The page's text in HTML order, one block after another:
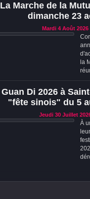
La Marche de la
dimanche 23
Mardi 4 Août 2026
la
Guan Di 2026 à
"fête sinois" du 5
Jeudi 30 Juillet
À